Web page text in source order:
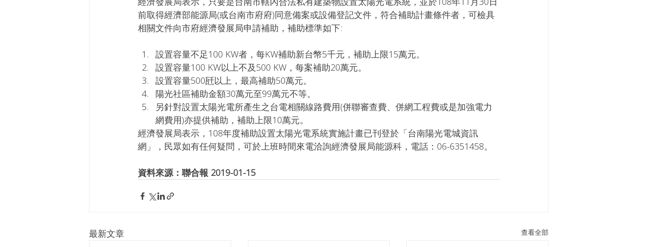
前取得經濟部能源局(或台南市府府)同意備案或設備登記文件，符合補助計畫條件者，可檢具
相關文件向市府經濟發展局申請補助，補助標準如下:
設置容量不足100 KW者，每KW補助新台幣5千元，補助上限15萬元。
設置容量100 KW以上不及500 KW，每案補助20萬元。
設置容量500瓩以上，最高補助50萬元。
陽光社區補助金額30萬元至99萬元不等。
另針對設置太陽光電所產生之台電相關線路費用(併聯審查費、併網工程費或是加強電力
網費用)亦提供補助，補助上限10萬元。
經濟發展局表示，108年度補助設置太陽光電系統實施計畫已刊登於「台南陽光電城資訊
網」，民眾如有任何疑問，可於上班時間來電洽詢經濟發展局能源科，電話：06-6351458。
資料來源：聯合報 2019-01-15
最新文章 查看全部